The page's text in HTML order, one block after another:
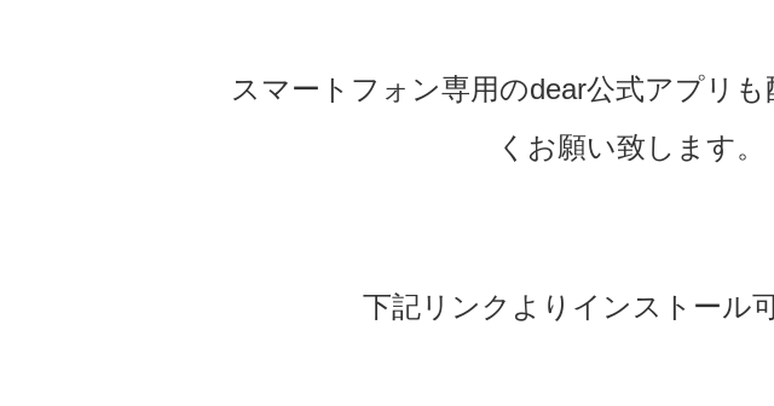
スマートフォン専用のdear公式アプリ
くお願い致します。
下記リンクよりインストール